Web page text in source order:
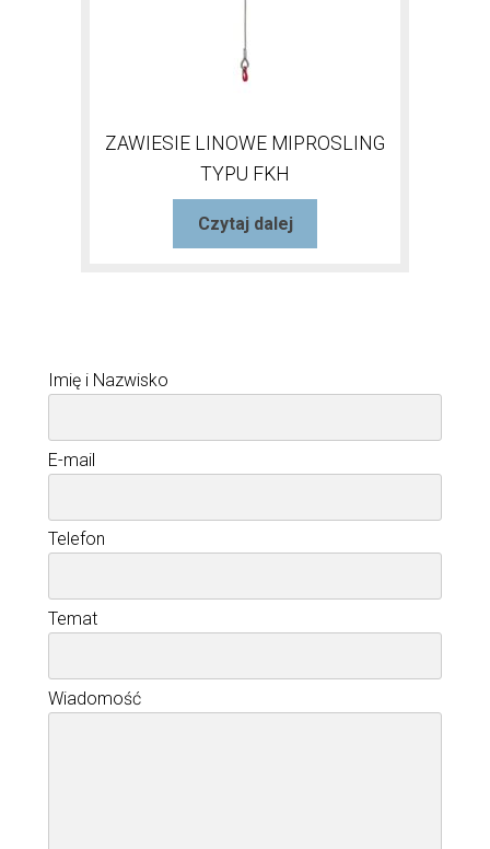
ZAWIESIE LINOWE MIPROSLING
TYPU FKH
Czytaj dalej
Imię i Nazwisko
E-mail
Telefon
Temat
Wiadomość